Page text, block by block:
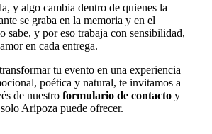
y algo cambia dentro de quienes la
se graba en la memoria y en el
sabe, y por eso trabaja con sensibilidad,
en cada entrega.
tu evento en una experiencia
poética y natural, te invitamos a
de nuestro formulario de contacto y
Aripoza puede ofrecer.